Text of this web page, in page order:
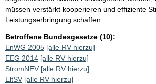
müssen verstärkt kooperieren und effiziente
Leistungserbringung schaffen.
Betroffene Bundesgesetze (10):
EnWG 2005 [alle RV hierzu]
EEG 2014 [alle RV hierzu]
StromNEV [alle RV hierzu]
EltSV [alle RV hierzu]